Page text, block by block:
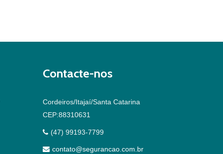
Contacte-nos
Cordeiros/Itajaí/Santa Catarina
CEP:88310631
(47) 99193-7799
contato@segurancao.com.br